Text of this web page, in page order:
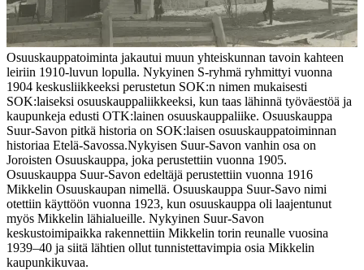
Osuuskauppatoiminta jakautui muun yhteiskunnan tavoin kahteen
leiriin 1910-luvun lopulla. Nykyinen S-ryhmä ryhmittyi vuonna
1904 keskusliikkeeksi perustetun SOK:n nimen mukaisesti
SOK:laiseksi osuuskauppaliikkeeksi, kun taas lähinnä työväestöä ja
kaupunkeja edusti OTK:lainen osuuskauppaliike. Osuuskauppa
Suur-Savon pitkä historia on SOK:laisen osuuskauppatoiminnan
historiaa Etelä-Savossa.Nykyisen Suur-Savon vanhin osa on
Joroisten Osuuskauppa, joka perustettiin vuonna 1905.
Osuuskauppa Suur-Savon edeltäjä perustettiin vuonna 1916
Mikkelin Osuuskaupan nimellä. Osuuskauppa Suur-Savo nimi
otettiin käyttöön vuonna 1923, kun osuuskauppa oli laajentunut
myös Mikkelin lähialueille. Nykyinen Suur-Savon
keskustoimipaikka rakennettiin Mikkelin torin reunalle vuosina
1939–40 ja siitä lähtien ollut tunnistettavimpia osia Mikkelin
kaupunkikuvaa.